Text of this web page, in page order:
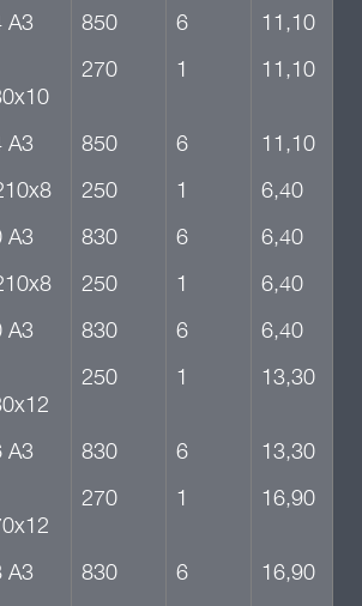
А3 850 6
11,10
270 1 11,10
А3 850 6
11,10
250 1
6,40
А3 830 6
6,40
250 1
6,40
А3 830 6
6,40
250 1 13,30
А3 830 6
13,30
270 1 16,90
А3 830 6
16,90